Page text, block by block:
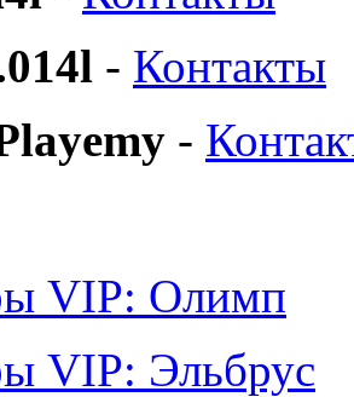
- Контакты
-
VIP: Олимп
VIP: Эльбрус